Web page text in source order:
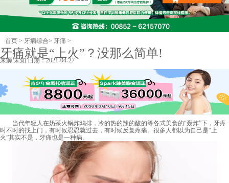
首页 > 牙病综合> 牙痛 >
牙痛就是“上火”？没那么简单!
来源:未知日期：2021-04-27
当代年轻人在奶茶火锅炸鸡排，冷的热的辣的酸的等各式美食的“轰炸”下，牙疼
时不时的找上门，有时候忍忍就过去，有时候反复疼痛。很多人都以为自己是“上
火”其实不是，牙痛也是一种病。